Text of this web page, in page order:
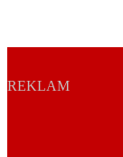
REKLAM